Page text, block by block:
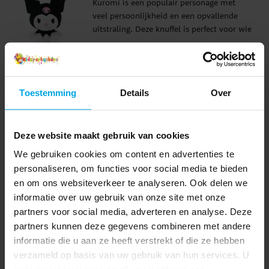
Toestemming Details Over
Deze website maakt gebruik van cookies
We gebruiken cookies om content en advertenties te
personaliseren, om functies voor social media te bieden
en om ons websiteverkeer te analyseren. Ook delen we
informatie over uw gebruik van onze site met onze
partners voor social media, adverteren en analyse. Deze
partners kunnen deze gegevens combineren met andere
informatie die u aan ze heeft verstrekt of die ze hebben
verzameld op basis van uw gebruik van hun services. U
in de kinderkamer te plaatsen. ✔️ Hoogte:
24 cm ✔️ Gemaakt van 100% polyester ✔️
Officieel gelicentieerd product
Kuromi is een populair personage met
veel persoonlijkheid en een opvallende
uitstraling. Deze knuffel is perfect voor wie
van de Hello Kitty-wereld houdt, maar
een figuur wil met wat meer attitude en
speelse charme. Als cadeau is het een
kinderen als fans die houden van Kuromi's
bekende stijl. Een zachte knuffel die net zo
de verzameling. ✔️ Hoogte: 24 cm ✔️
gelicentieerd product
TOEVOEGEN
Anderen kochten ook